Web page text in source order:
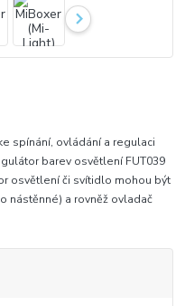
spínání, ovládání a regulaci
barev osvětlení FUT039
osvětlení či svítidlo mohou být
nástěnné) a rovněž ovladač